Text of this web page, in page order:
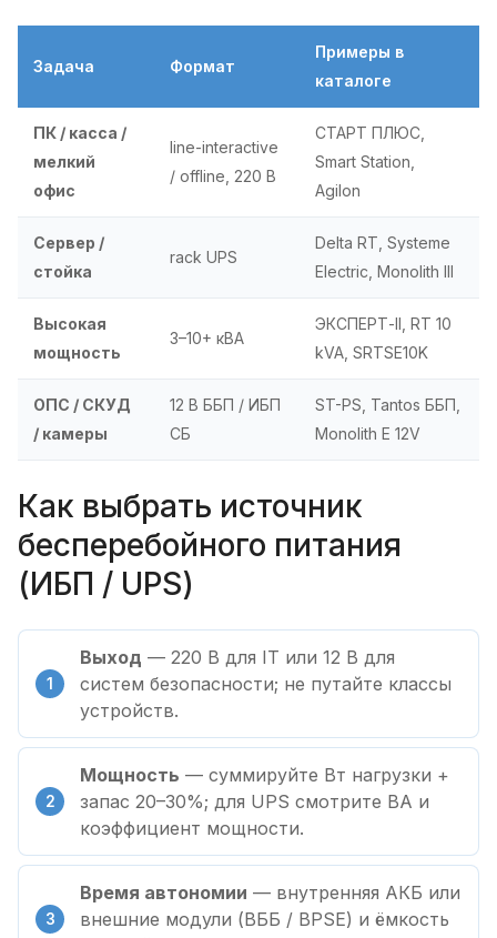
Задача Формат
Примеры в
каталоге
ПК / касса /
мелкий
офис
line-interactive
/ offline, 220 В
СТАРТ ПЛЮС,
Smart Station,
Agilon
Сервер /
стойка
rack UPS
Delta RT, Systeme
Electric, Monolith III
Высокая
мощность
3–10+ кВА
ЭКСПЕРТ-II, RT 10
kVA, SRTSE10K
ОПС / СКУД
/ камеры
12 В ББП / ИБП
СБ
ST-PS, Tantos ББП,
Monolith E 12V
Как выбрать источник
бесперебойного питания
(ИБП / UPS)
Выход — 220 В для IT или 12 В для
систем безопасности; не путайте классы
устройств.
Мощность — суммируйте Вт нагрузки +
запас 20–30%; для UPS смотрите ВА и
коэффициент мощности.
Время автономии — внутренняя АКБ или
внешние модули (ВББ / BPSE) и ёмкость